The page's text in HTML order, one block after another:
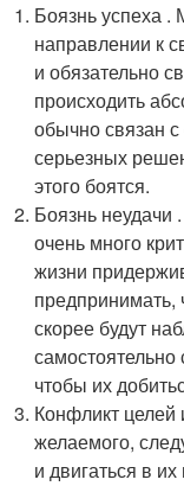
Боязнь успеха
направлении к
и обязательно
происходить
обычно связан
серьезных
этого боятся.
Боязнь неудачи
очень много
жизни
скорее будут
самостоятельно
чтобы их
Конфликт целей
желаемого,
и двигаться в